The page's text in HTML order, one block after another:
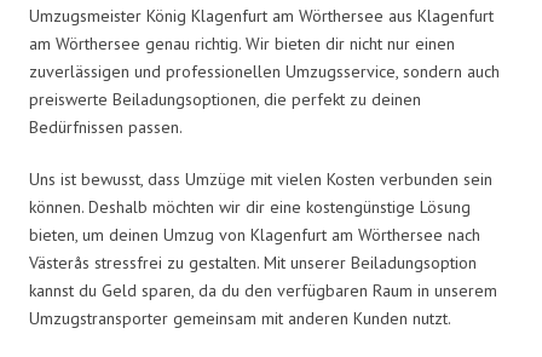
Umzugsmeister König Klagenfurt am Wörthersee aus Klagenfurt
am Wörthersee genau richtig. Wir bieten dir nicht nur einen
zuverlässigen und professionellen Umzugsservice, sondern auch
preiswerte Beiladungsoptionen, die perfekt zu deinen
Bedürfnissen passen.
Uns ist bewusst, dass Umzüge mit vielen Kosten verbunden sein
können. Deshalb möchten wir dir eine kostengünstige Lösung
bieten, um deinen Umzug von Klagenfurt am Wörthersee nach
Västerås stressfrei zu gestalten. Mit unserer Beiladungsoption
kannst du Geld sparen, da du den verfügbaren Raum in unserem
Umzugstransporter gemeinsam mit anderen Kunden nutzt.